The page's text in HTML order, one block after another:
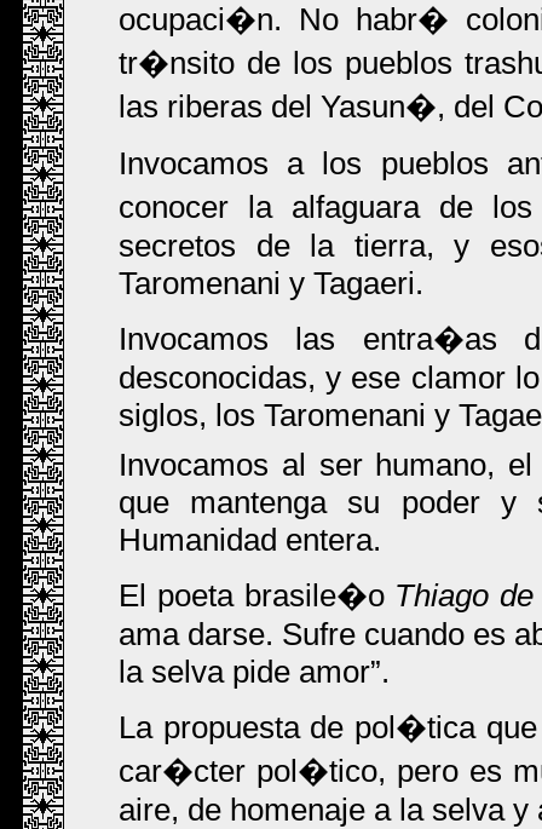
ocupaci�n. No habr�
tr�nsito de los pueblos
las riberas del Yasun�, del
Invocamos a los pueblos
conocer la alfaguara de
secretos de la tierra, y
Taromenani y Tagaeri.
Invocamos las
desconocidas, y ese clamor
siglos, los Taromenani y
Invocamos al ser humano,
que mantenga su poder
Humanidad entera.
El poeta brasile�o Thiago
ama darse. Sufre cuando es
la selva pide amor .
La propuesta de pol�tica
car�cter pol�tico, pero es
aire, de homenaje a la selva y